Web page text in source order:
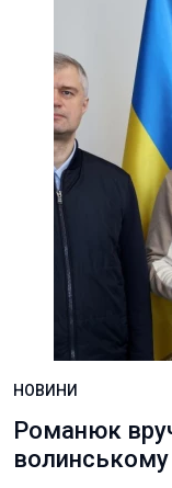
НОВИНИ
Романюк
волинському